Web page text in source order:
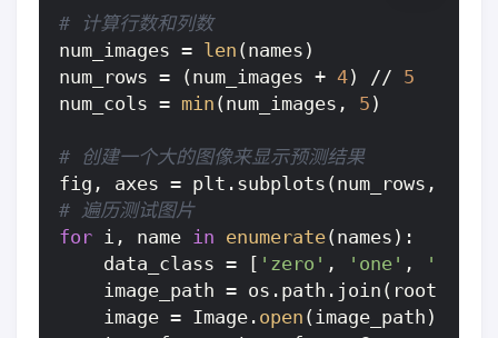
        optimizer.step()
total_train_step =
total_train_step % 40
            end_time = time.time()
print
"训练次数：{},loss:{}"
print("耗时：{}".
            start_time = time.time()
            writer.add_scalar(
    net.
eval
# 设置模型为评估/推理模式
# 评估模型（测试）
    total_test_loss =
0
    total_accuracy =
0
# 正确率
# 计算行数和列数
num_images = len (names)
num_rows = (num_images + 4) // 5
num_cols = min (num_images, 5 )
# 创建一个大的图像来显示预测结果
fig, axes = plt.subplots(num_rows,
# 遍历测试图片
for i, name in enumerate(names):
    data_class = [
'zero' , 'one' , 'two'
image_path =
    image = Image.
open (image_path)